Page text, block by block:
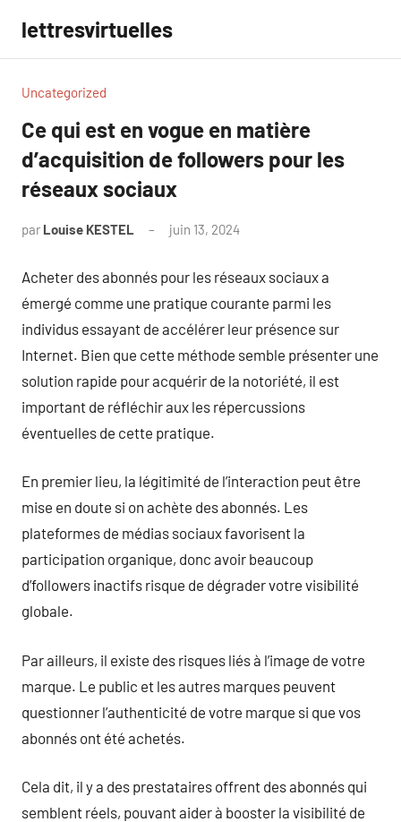
contenu
lettresvirtuelles
Uncategorized
Ce qui est en vogue en matière
d’acquisition de followers pour les
réseaux sociaux
par Louise KESTEL juin 13, 2024
Acheter des abonnés pour les réseaux sociaux a
émergé comme une pratique courante parmi les
individus essayant de accélérer leur présence sur
Internet. Bien que cette méthode semble présenter une
solution rapide pour acquérir de la notoriété, il est
important de réfléchir aux les répercussions
éventuelles de cette pratique.
En premier lieu, la légitimité de l’interaction peut être
mise en doute si on achète des abonnés. Les
plateformes de médias sociaux favorisent la
participation organique, donc avoir beaucoup
d’followers inactifs risque de dégrader votre visibilité
globale.
Par ailleurs, il existe des risques liés à l’image de votre
marque. Le public et les autres marques peuvent
questionner l’authenticité de votre marque si que vos
abonnés ont été achetés.
Cela dit, il y a des prestataires offrent des abonnés qui
semblent réels, pouvant aider à booster la visibilité de